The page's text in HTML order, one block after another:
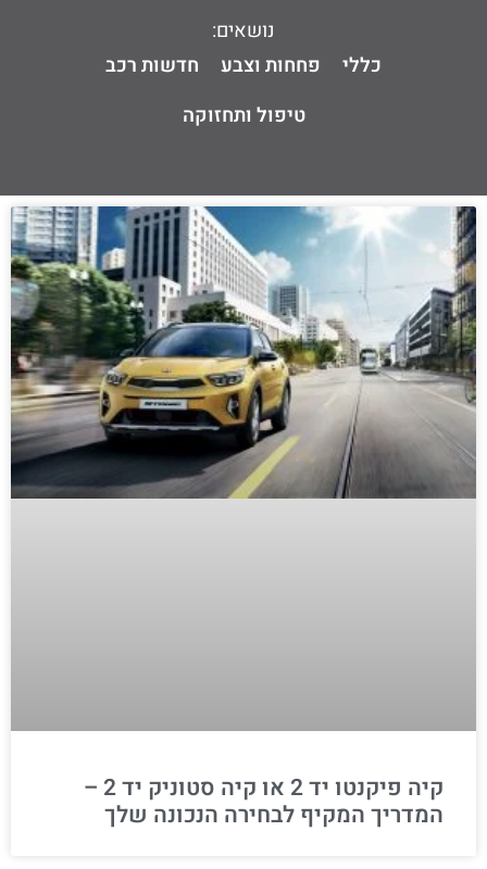
נושאים:
כללי
פחחות וצבע
חדשות רכב
טיפול ותחזוקה
קיה פיקנטו יד 2 או קיה סטוניק יד 2 –
המדריך המקיף לבחירה הנכונה שלך